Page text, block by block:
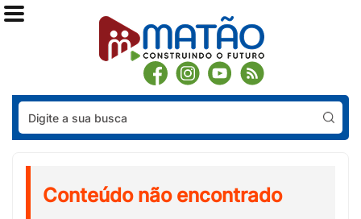
Conteúdo não encontrado